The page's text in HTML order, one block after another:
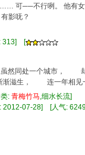
可──不行咧。 他有女
影呒？
: 313] [
同处一个城市， 却
生， 连一年相见一
: 青梅竹马,细水长流]
2012-07-28] [人气: